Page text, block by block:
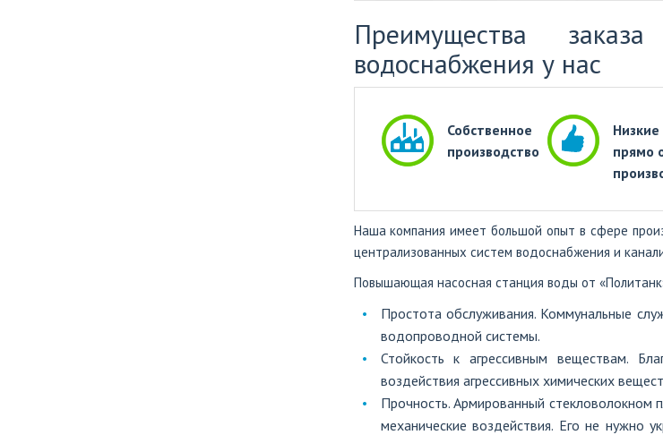
Преимущества
водоснабжения у нас
Собственное
производство
прямо
Наша компания имеет большой опыт в сфере
централизованных систем водоснабжения и
Повышающая насосная станция воды от
Простота обслуживания. Коммунальные
водопроводной системы.
Стойкость к агрессивным веществам.
воздействия агрессивных химических
Прочность. Армированный стекловолокном
механические воздействия. Его не нужно